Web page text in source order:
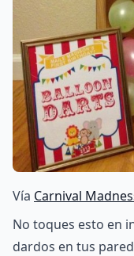
Vía Carnival
No toques esto en
dardos en tus